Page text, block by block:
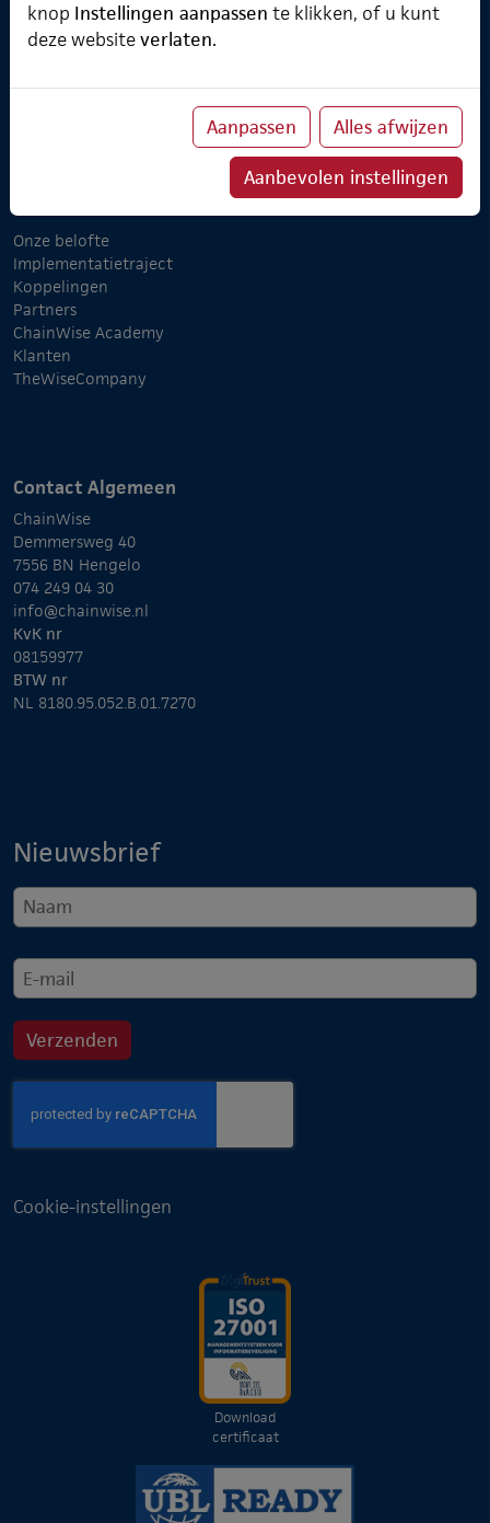
Software & Cursusplanner
Over ChainWise
Onze belofte
Implementatietraject
Koppelingen
Partners
ChainWise Academy
Klanten
TheWiseCompany
Contact Algemeen
ChainWise
Demmersweg 40
7556 BN Hengelo
074 249 04 30
info@chainwise.nl
KvK nr
08159977
BTW nr
NL 8180.95.052.B.01.7270
Nieuwsbrief
Cookie-instellingen
knop Instellingen aanpassen te klikken, of u kunt
deze websiteverlaten.
Aanpassen Alles afwijzen
Aanbevolen instellingen
Download
certificaat